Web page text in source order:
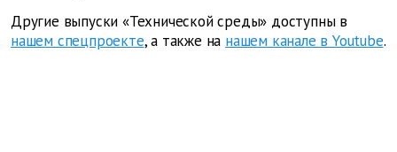
Другие выпуски «Технической среды» доступны в
нашем спецпроекте, а также на нашем канале в Youtube.